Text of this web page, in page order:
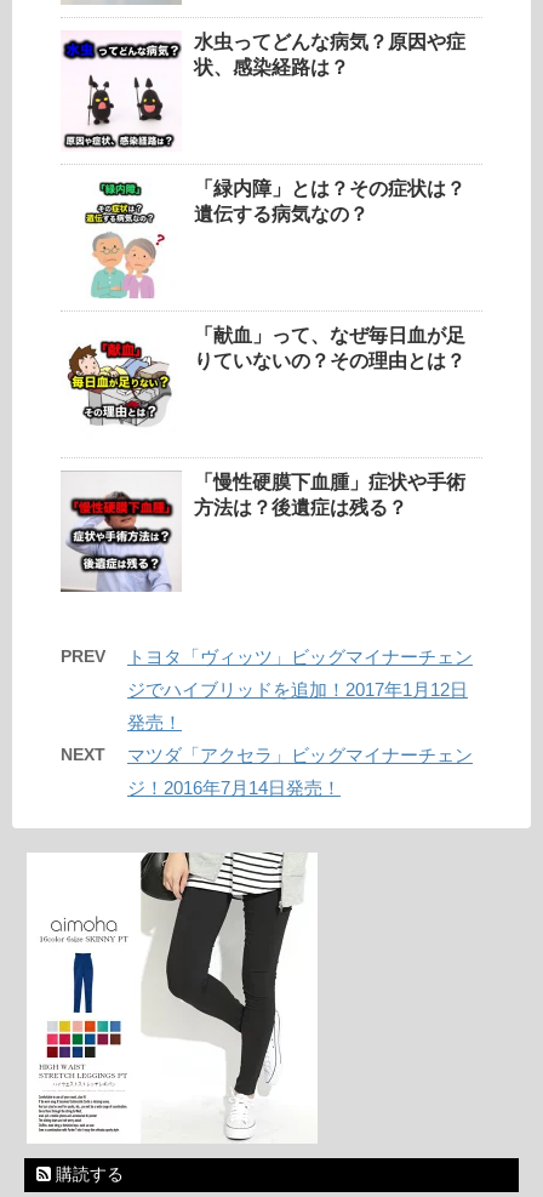
水虫ってどんな病気？原因や症
状、感染経路は？
「緑内障」とは？その症状は？
遺伝する病気なの？
「献血」って、なぜ毎日血が足
りていないの？その理由とは？
「慢性硬膜下血腫」症状や手術
方法は？後遺症は残る？
PREV
トヨタ「ヴィッツ」ビッグマイナーチェン
ジでハイブリッドを追加！2017年1月12日
発売！
NEXT
マツダ「アクセラ」ビッグマイナーチェン
ジ！2016年7月14日発売！
購読する